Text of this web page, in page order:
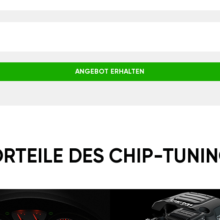
ANGEBOT ERHALTEN
DES CHIP-